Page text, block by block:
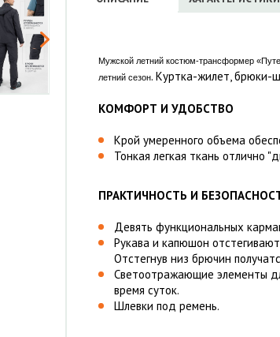
Мужской летний костюм-трансформер
летний сезон. Куртка-жилет, брюки-
КОМФОРТ И УДОБСТВО
Крой умеренного объема
Тонкая легкая ткань отлично
ПРАКТИЧНОСТЬ И
Девять функциональных
Рукава и капюшон
Отстегнув низ брючин
Светоотражающие элементы
время суток.
Шлевки под ремень.